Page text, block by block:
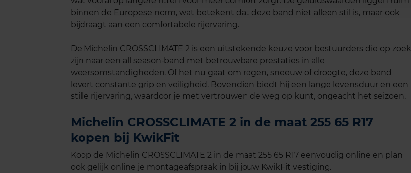
binnen de Europese norm, wat betekent dat deze band niet alleen stil is, maar ook
bijdraagt aan een comfortabele rijervaring.
De Michelin CROSSCLIMATE 2 is een uitstekende keuze voor bestuurders die op zoek
zijn naar een all season-band met betrouwbare prestaties in alle
weersomstandigheden. Of het nu gaat om regen, sneeuw of droogte, deze band
levert constante grip en veiligheid. Bovendien biedt hij een lange levensduur en een
stille rijervaring, waardoor je met vertrouwen de weg op kunt, ongeacht het seizoen.
Michelin CROSSCLIMATE 2 in de maat 255 65 R17
kopen bij KwikFit
Koop de Michelin CROSSCLIMATE 2 in de maat 255 65 R17 eenvoudig online en plan
ook gelijk online je montageafspraak in bij jouw KwikFit vestiging.